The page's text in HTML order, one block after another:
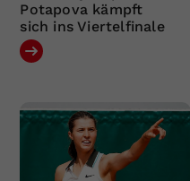
Potapova kämpft
sich ins Viertelfinale